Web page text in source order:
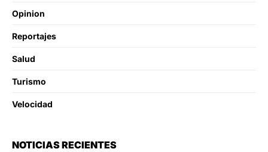
Opinion
Reportajes
Salud
Turismo
Velocidad
NOTICIAS RECIENTES